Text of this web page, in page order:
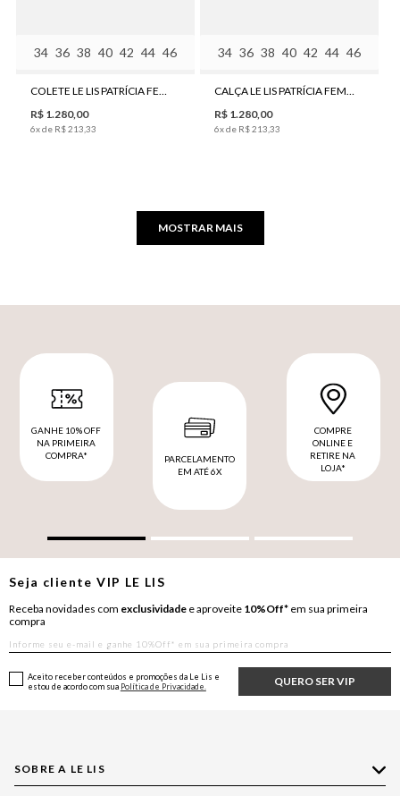
34 36 38 40 42 44 46
COLETE LE LIS PATRÍCIA FEMININO
R$ 1.280, 00
6x de R$213 33
34 36 38 40 42 44 46
CALÇA LE LIS PATRÍCIA FEMININA
R$ 1.280, 00
6x de R$213 33
MOSTRAR MAIS
GANHE 10% OFF
NA PRIMEIRA
COMPRA*
PARCELAMENTO
EM ATÉ 6X
COMPRE
ONLINE E
RETIRE NA
LOJA*
Seja clienteVIP LE LIS
Receba novidades com exclusividade e aproveite 10%Off* em sua primeira
compra
QUERO SER VIP
Aceito receber conteúdos e promoções da Le Lis e
estou de acordo com sua Política de Privacidade.
SOBRE A LE LIS